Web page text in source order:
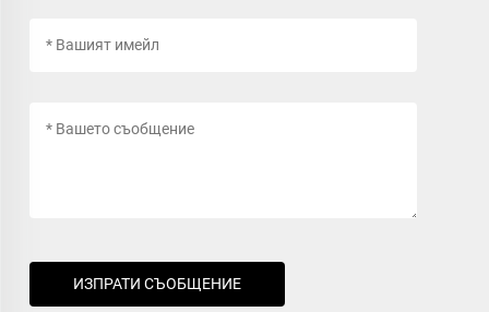
ИЗПРАТИ СЪОБЩЕНИЕ